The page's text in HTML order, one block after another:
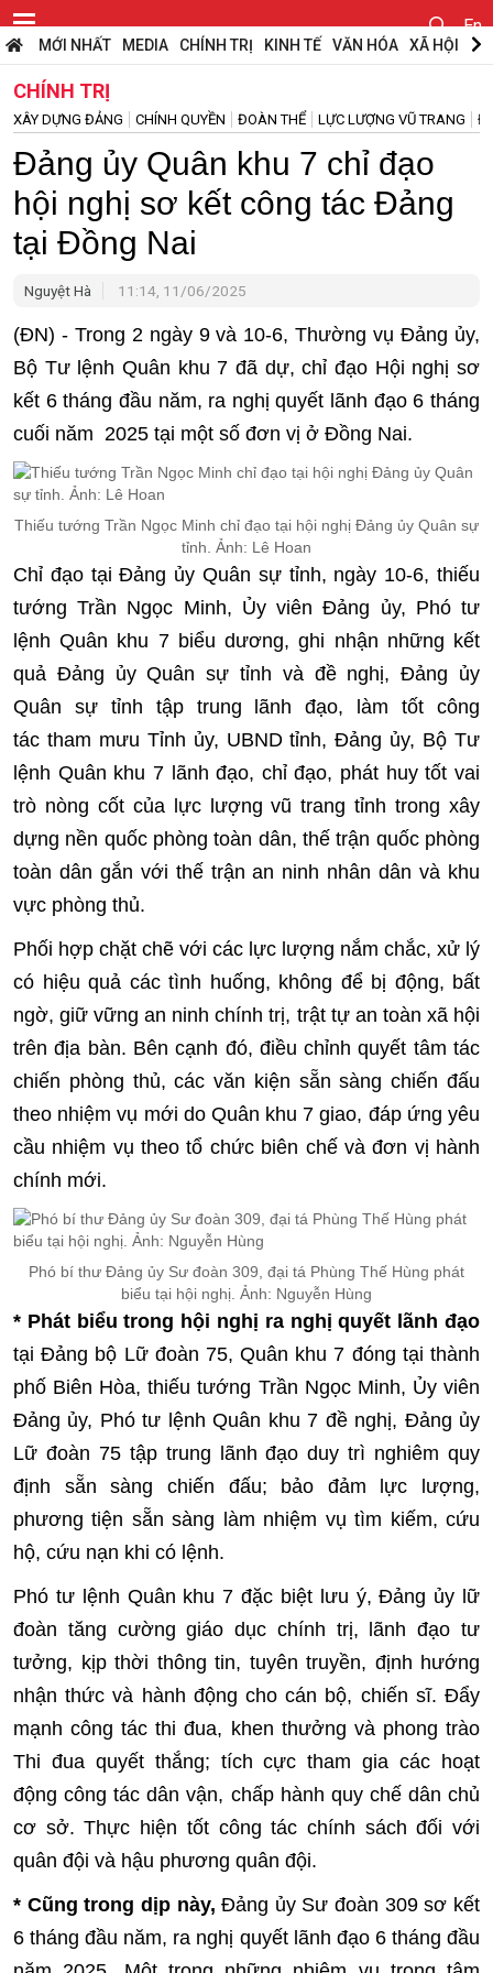
En
MỚI NHẤT MEDIA CHÍNH TRỊ KINH TẾ VĂN HÓA XÃ HỘI
CHÍNH TRỊ
XÂY DỰNG ĐẢNG CHÍNH QUYỀN ĐOÀN THỂ LỰC LƯỢNG VŨ TRANG
Đảng ủy Quân khu 7 chỉ đạo
hội nghị sơ kết công tác Đảng
tại Đồng Nai
Nguyệt Hà 11:14, 11/06/2025
(ĐN) - Trong 2 ngày 9 và 10-6, Thường vụ Đảng ủy,
Bộ Tư lệnh Quân khu 7 đã dự, chỉ đạo Hội nghị sơ
kết 6 tháng đầu năm, ra nghị quyết lãnh đạo 6 tháng
cuối năm 2025 tại một số đơn vị ở Đồng Nai.
Thiếu tướng Trần Ngọc Minh chỉ đạo tại hội nghị Đảng ủy Quân sự
tỉnh. Ảnh: Lê Hoan
Chỉ đạo tại Đảng ủy Quân sự tỉnh, ngày 10-6, thiếu
tướng Trần Ngọc Minh, Ủy viên Đảng ủy, Phó tư
lệnh Quân khu 7 biểu dương, ghi nhận những kết
quả Đảng ủy Quân sự tỉnh và đề nghị, Đảng ủy
Quân sự tỉnh tập trung lãnh đạo, làm tốt công
tác tham mưu Tỉnh ủy, UBND tỉnh, Đảng ủy, Bộ Tư
lệnh Quân khu 7 lãnh đạo, chỉ đạo, phát huy tốt vai
trò nòng cốt của lực lượng vũ trang tỉnh trong xây
dựng nền quốc phòng toàn dân, thế trận quốc phòng
toàn dân gắn với thế trận an ninh nhân dân và khu
vực phòng thủ.
Phối hợp chặt chẽ với các lực lượng nắm chắc, xử lý
có hiệu quả các tình huống, không để bị động, bất
ngờ, giữ vững an ninh chính trị, trật tự an toàn xã hội
trên địa bàn. Bên cạnh đó, điều chỉnh quyết tâm tác
chiến phòng thủ, các văn kiện sẵn sàng chiến đấu
theo nhiệm vụ mới do Quân khu 7 giao, đáp ứng yêu
cầu nhiệm vụ theo tổ chức biên chế và đơn vị hành
chính mới.
Phó bí thư Đảng ủy Sư đoàn 309, đại tá Phùng Thế Hùng phát
biểu tại hội nghị. Ảnh: Nguyễn Hùng
* Phát biểu trong hội nghị ra nghị quyết lãnh đạo
tại Đảng bộ Lữ đoàn 75, Quân khu 7 đóng tại thành
phố Biên Hòa, thiếu tướng Trần Ngọc Minh, Ủy viên
Đảng ủy, Phó tư lệnh Quân khu 7 đề nghị, Đảng ủy
Lữ đoàn 75 tập trung lãnh đạo duy trì nghiêm quy
định sẵn sàng chiến đấu; bảo đảm lực lượng,
phương tiện sẵn sàng làm nhiệm vụ tìm kiếm, cứu
hộ, cứu nạn khi có lệnh.
Phó tư lệnh Quân khu 7 đặc biệt lưu ý, Đảng ủy lữ
đoàn tăng cường giáo dục chính trị, lãnh đạo tư
tưởng, kịp thời thông tin, tuyên truyền, định hướng
nhận thức và hành động cho cán bộ, chiến sĩ. Đẩy
mạnh công tác thi đua, khen thưởng và phong trào
Thi đua quyết thắng; tích cực tham gia các hoạt
động công tác dân vận, chấp hành quy chế dân chủ
cơ sở. Thực hiện tốt công tác chính sách đối với
quân đội và hậu phương quân đội.
* Cũng trong dịp này,Đảng ủy Sư đoàn 309 sơ kết
6 tháng đầu năm, ra nghị quyết lãnh đạo 6 tháng đầu